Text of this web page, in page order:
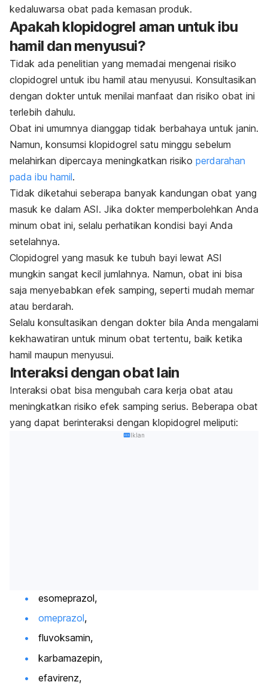
kedaluwarsa obat pada kemasan produk.
Apakah klopidogrel aman untuk ibu
hamil dan menyusui?
Tidak ada penelitian yang memadai mengenai risiko
clopidogrel untuk ibu hamil atau menyusui. Konsultasikan
dengan dokter untuk menilai manfaat dan risiko obat ini
terlebih dahulu.
Obat ini umumnya dianggap tidak berbahaya untuk janin.
Namun, konsumsi klopidogrel satu minggu sebelum
melahirkan dipercaya meningkatkan risiko perdarahan
pada ibu hamil.
Tidak diketahui seberapa banyak kandungan obat yang
masuk ke dalam ASI. Jika dokter memperbolehkan Anda
minum obat ini, selalu perhatikan kondisi bayi Anda
setelahnya.
Clopidogrel yang masuk ke tubuh bayi lewat ASI
mungkin sangat kecil jumlahnya. Namun, obat ini bisa
saja menyebabkan efek samping, seperti mudah memar
atau berdarah.
Selalu konsultasikan dengan dokter bila Anda mengalami
kekhawatiran untuk minum obat tertentu, baik ketika
hamil maupun menyusui.
Interaksi dengan obat lain
Interaksi obat bisa mengubah cara kerja obat atau
meningkatkan risiko efek samping serius. Beberapa obat
yang dapat berinteraksi dengan klopidogrel meliputi:
Iklan
esomeprazol,
omeprazol,
fluvoksamin,
karbamazepin,
efavirenz,